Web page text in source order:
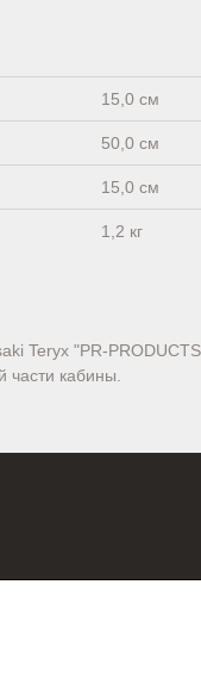
15,0 см
50,0 см
15,0 см
1,2 кг
Teryx "PR-
части кабины.